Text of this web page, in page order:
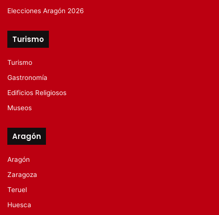
Elecciones Aragón 2026
Turismo
Turismo
Gastronomía
Edificios Religiosos
Museos
Aragón
Aragón
Zaragoza
Teruel
Huesca